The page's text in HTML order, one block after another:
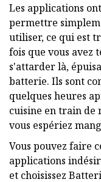
Les applications
permettre
utiliser, ce qui est
fois que vous avez
s'attarder là,
batterie. Ils sont
quelques heures
cuisine en train de
vous espériez
Vous pouvez faire
applications
et choisissez